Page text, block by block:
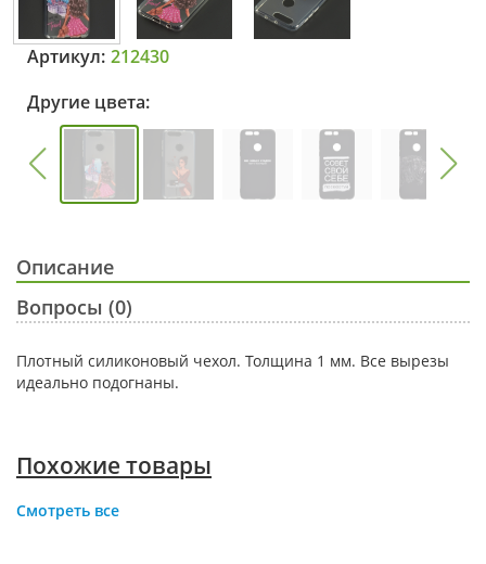
Артикул: 212430
Другие цвета:
Описание
Вопросы (0)
Плотный силиконовый чехол. Толщина 1 мм. Все вырезы
идеально подогнаны.
Похожие товары
Смотреть все